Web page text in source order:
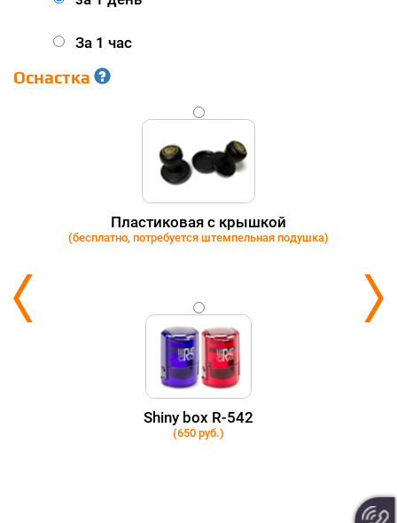
За 1 час
Оснастка
Пластиковая с крышкой
(бесплатно, потребуется штемпельная подушка)
Shiny box R-542
(650 руб.)